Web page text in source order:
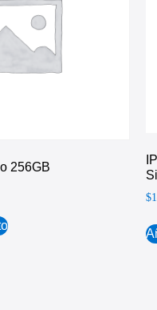
256GB
$